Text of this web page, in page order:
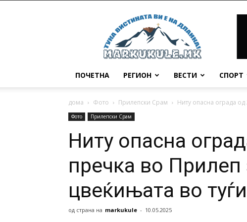
Маркукуле
ПОЧЕТНА РЕГИОН ВЕСТИ СПОРТ
дома Фото Прилепски Срам Ниту опасна ограда
Фото Прилепски Срам
Ниту опасна
пречка во Прилеп
цвеќињата во
од страна на markukule - 10.05.2025